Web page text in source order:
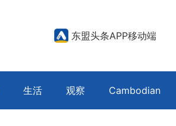
东盟头条APP移动端
生活 观察 Cambodian